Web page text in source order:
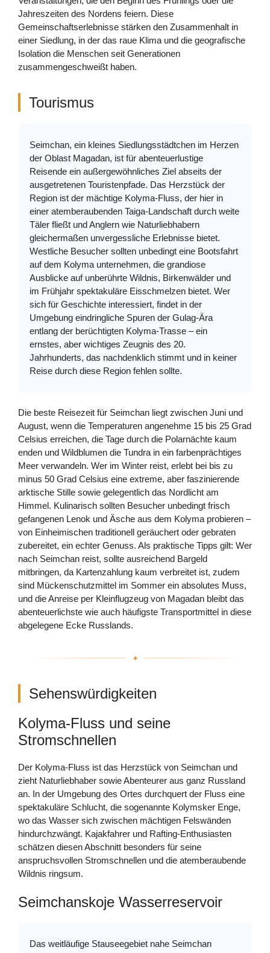
Jahreszeiten des Nordens feiern. Diese
Gemeinschaftserlebnisse stärken den Zusammenhalt in
einer Siedlung, in der das raue Klima und die geografische
Isolation die Menschen seit Generationen
zusammengeschweißt haben.
Tourismus
Seimchan, ein kleines Siedlungsstädtchen im Herzen
der Oblast Magadan, ist für abenteuerlustige
Reisende ein außergewöhnliches Ziel abseits der
ausgetretenen Touristenpfade. Das Herzstück der
Region ist der mächtige Kolyma-Fluss, der hier in
einer atemberaubenden Taiga-Landschaft durch weite
Täler fließt und Anglern wie Naturliebhabern
gleichermaßen unvergessliche Erlebnisse bietet.
Westliche Besucher sollten unbedingt eine Bootsfahrt
auf dem Kolyma unternehmen, die grandiose
Ausblicke auf unberührte Wildnis, Birkenwälder und
im Frühjahr spektakuläre Eisschmelzen bietet. Wer
sich für Geschichte interessiert, findet in der
Umgebung eindringliche Spuren der Gulag-Ära
entlang der berüchtigten Kolyma-Trasse – ein
ernstes, aber wichtiges Zeugnis des 20.
Jahrhunderts, das nachdenklich stimmt und in keiner
Reise durch diese Region fehlen sollte.
Die beste Reisezeit für Seimchan liegt zwischen Juni und
August, wenn die Temperaturen angenehme 15 bis 25 Grad
Celsius erreichen, die Tage durch die Polarnächte kaum
enden und Wildblumen die Tundra in ein farbenprächtiges
Meer verwandeln. Wer im Winter reist, erlebt bei bis zu
minus 50 Grad Celsius eine extreme, aber faszinierende
arktische Stille sowie gelegentlich das Nordlicht am
Himmel. Kulinarisch sollten Besucher unbedingt frisch
gefangenen Lenok und Äsche aus dem Kolyma probieren –
von Einheimischen traditionell geräuchert oder gebraten
zubereitet, ein echter Genuss. Als praktische Tipps gilt: Wer
nach Seimchan reist, sollte ausreichend Bargeld
mitbringen, da Kartenzahlung kaum verbreitet ist, zudem
sind Mückenschutzmittel im Sommer ein absolutes Muss,
und die Anreise per Kleinflugzeug von Magadan bleibt das
abenteuerlichste wie auch häufigste Transportmittel in diese
abgelegene Ecke Russlands.
Sehenswürdigkeiten
Kolyma-Fluss und seine
Stromschnellen
Der Kolyma-Fluss ist das Herzstück von Seimchan und
zieht Naturliebhaber sowie Abenteurer aus ganz Russland
an. In der Umgebung des Ortes durchquert der Fluss eine
spektakuläre Schlucht, die sogenannte Kolymsker Enge,
wo das Wasser sich zwischen mächtigen Felswänden
hindurchzwängt. Kajakfahrer und Rafting-Enthusiasten
schätzen diesen Abschnitt besonders für seine
anspruchsvollen Stromschnellen und die atemberaubende
Wildnis ringsum.
Seimchanskoje Wasserreservoir
Das weitläufige Stauseegebiet nahe Seimchan